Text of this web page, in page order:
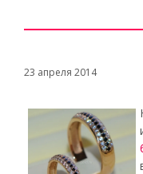
23 апреля 2014